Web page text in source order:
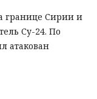
границе Сирии и
Су-24. По
атакован